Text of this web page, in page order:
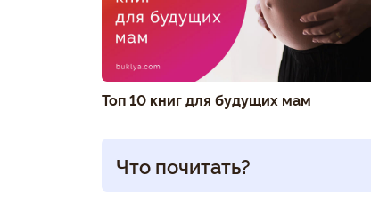
Топ 10 книг для будущих мам
Что почитать?